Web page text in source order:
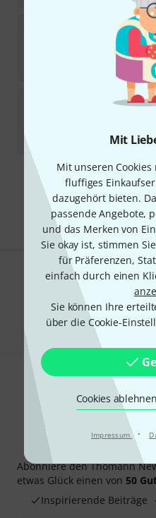
Mit
Mit unseren
fluffiges
dazugehört bieten.
passende Angebote,
und das Merken von
Sie okay ist, stimmen
für Präferenzen,
einfach durch einen
Sie können Ihre
über die Cookie-
Cookies ablehnen
Impressum ·
Stageworx
Sofort lieferbar
Stageworx
Kostenloser
Alle
Gefällt Ihnen,
Teilen
Abonniere den Thomann
etwas Glück einen von 50
Inspirierende Beiträge